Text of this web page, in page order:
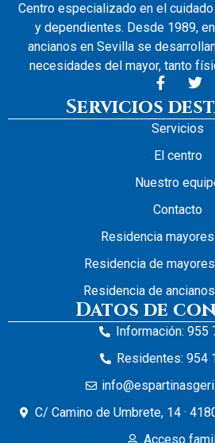
Centro especializado en el
y dependientes. Desde 1989,
ancianos en Sevilla se
necesidades del mayor, tanto
Servicios
Servicios
El centro
Nuestro
Contacto
Residencia
Residencia de
Residencia de
Datos de
Información: 955
Residentes: 954
C/ Camino de Umbrete, 14 ·
Acceso